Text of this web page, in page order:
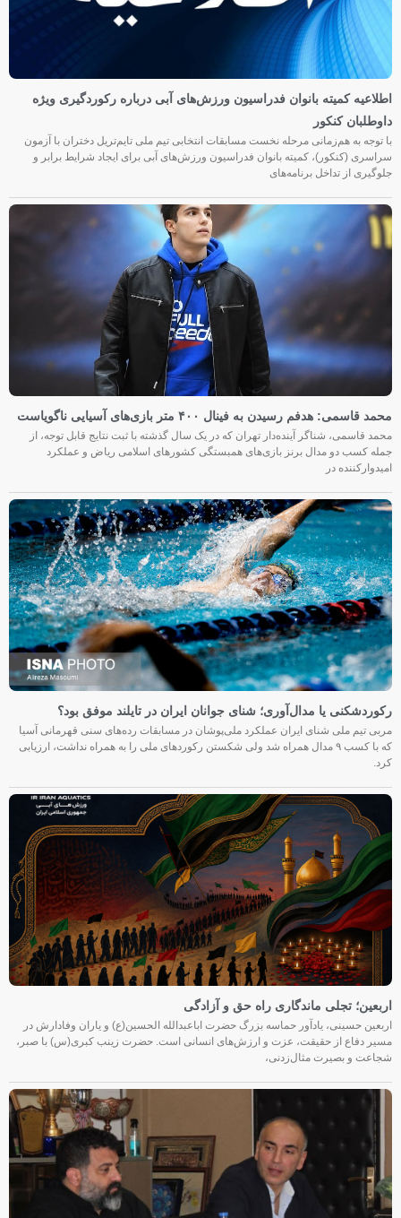
اطلاعیه کمیته بانوان فدراسیون ورزش‌های آبی درباره رکوردگیری ویژه
داوطلبان کنکور
با توجه به هم‌زمانی مرحله نخست مسابقات انتخابی تیم ملی تایم‌تریل دختران با آزمون
سراسری (کنکور)، کمیته بانوان فدراسیون ورزش‌های آبی برای ایجاد شرایط برابر و
جلوگیری از تداخل برنامه‌های
محمد قاسمی: هدفم رسیدن به فینال ۴۰۰ متر بازی‌های آسیایی ناگویاست
محمد قاسمی، شناگر آینده‌دار تهران که در یک سال گذشته با ثبت نتایج قابل توجه، از
جمله کسب دو مدال برنز بازی‌های همبستگی کشورهای اسلامی ریاض و عملکرد
امیدوارکننده در
رکوردشکنی یا مدال‌آوری؛ شنای جوانان ایران در تایلند موفق بود؟
مربی تیم ملی شنای ایران عملکرد ملی‌پوشان در مسابقات رده‌های سنی قهرمانی آسیا
که با کسب ۹ مدال همراه شد ولی شکستن رکوردهای ملی را به همراه نداشت، ارزیابی
کرد.
اربعین؛ تجلی ماندگاری راه حق و آزادگی
اربعین حسینی، یادآور حماسه بزرگ حضرت اباعبدالله الحسین(ع) و یاران وفادارش در
مسیر دفاع از حقیقت، عزت و ارزش‌های انسانی است. حضرت زینب کبری(س) با صبر،
شجاعت و بصیرت مثال‌زدنی،